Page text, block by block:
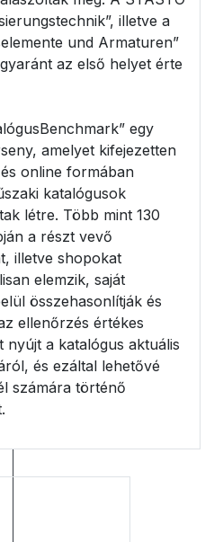
illetve a
und Armaturen”
az első helyet érte
egy
amelyet kifejezetten
online formában
katalógusok
létre. Több mint 130
a részt vevő
illetve shopokat
elemzik, saját
összehasonlítják és
ellenőrzés értékes
nyújt a katalógus aktuális
és ezáltal lehetővé
számára történő